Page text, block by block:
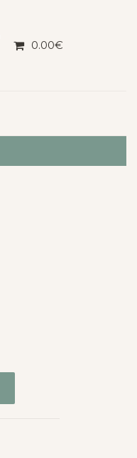
0.00€